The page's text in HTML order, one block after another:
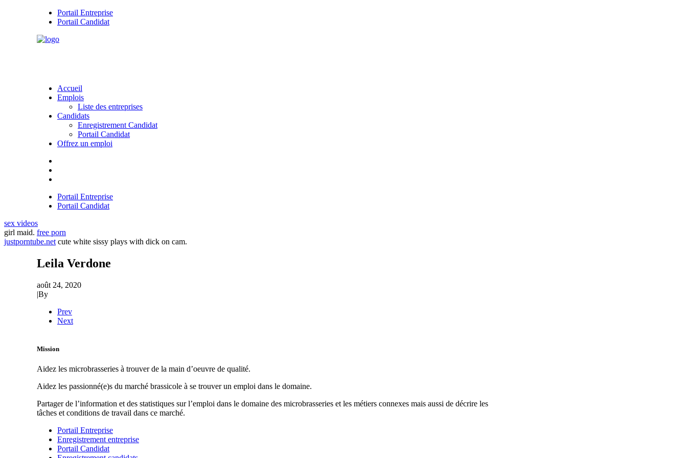
Portail Entreprise
Portail Candidat
Accueil
Emplois
Liste des entreprises
Candidats
Enregistrement Candidat
Portail Candidat
Offrez un emploi
Portail Entreprise
Portail Candidat
sex videos
girl maid. free porn
justporntube.net cute white sissy plays with dick on cam.
Leila Verdone
août 24, 2020
|By
Prev
Next
Mission
Aidez les microbrasseries à trouver de la main d’oeuvre de qualité.
Aidez les passionné(e)s du marché brassicole à se trouver un emploi dans le domaine.
Partager de l’information et des statistiques sur l’emploi dans le domaine des microbrasseries et les métiers connexes mais aussi de décrire les
tâches et conditions de travail dans ce marché.
Portail Entreprise
Enregistrement entreprise
Portail Candidat